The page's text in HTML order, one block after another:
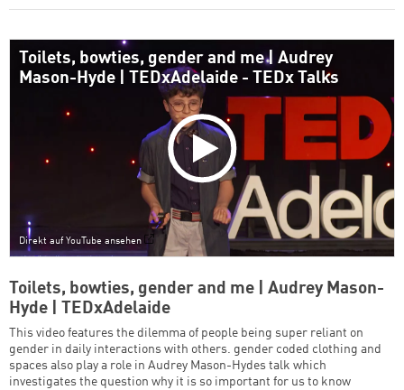
Toilets, bowties, gender and me | Audrey
Mason-Hyde | TEDxAdelaide - TEDx Talks
Direkt auf YouTube ansehen
Toilets, bowties, gender and me | Audrey Mason-
Hyde | TEDxAdelaide
This video features the dilemma of people being super reliant on
gender in daily interactions with others. gender coded clothing and
spaces also play a role in Audrey Mason-Hydes talk which
investigates the question why it is so important for us to know